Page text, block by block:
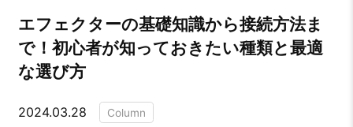
エフェクターの基礎知識から接続方法ま
で！初心者が知っておきたい種類と最適
な選び方
2024.03.28 Column